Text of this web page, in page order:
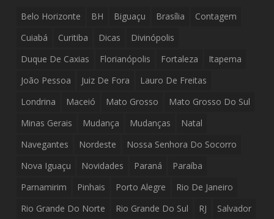
Belo Horizonte BH Biguaçu Brasília
Contagem
Cuiabá
Curitiba Dicas
Divinópolis
Duque De Caxias
Florianópolis Fortaleza
Itapema
João Pessoa
Juiz De Fora
Lauro De Freitas
Londrina
Maceió Mato Grosso
Mato Grosso Do Sul
Minas Gerais
Mudança Mudanças
Natal
Navegantes
Nordeste
Nossa Senhora Do Socorro
Nova Iguaçu
Novidades Paraná
Paraíba
Parnamirim
Pinhais Porto Alegre
Rio De Janeiro
Rio Grande Do Norte
Rio Grande Do Sul RJ
Salvador